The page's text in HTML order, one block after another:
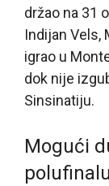
držao na 31
Indijan Vels,
igrao u
dok nije
Sinsinatiju.
Mogući
polufinalu